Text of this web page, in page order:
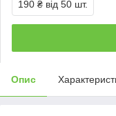
190 ₴ від 50 шт.
Опис